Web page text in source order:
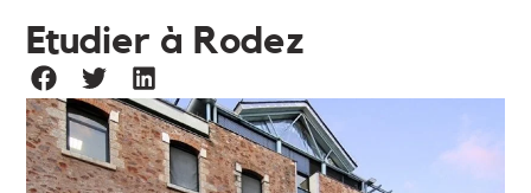
Etudier à Rodez